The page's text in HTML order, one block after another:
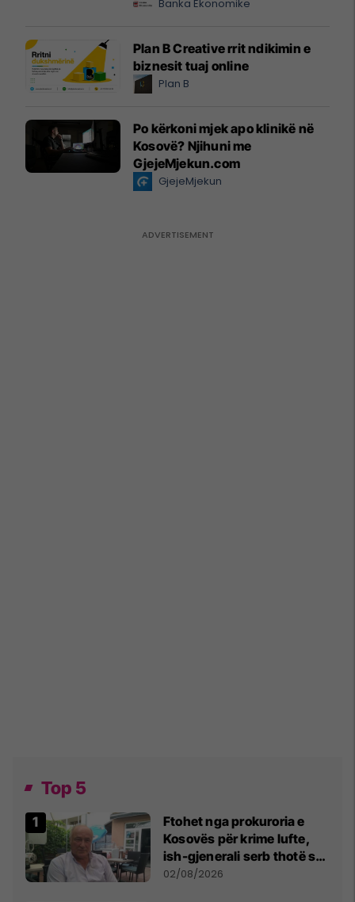
Banka Ekonomike
Plan B Creative rrit ndikimin e
biznesit tuaj online
Plan B
Po kërkoni mjek apo klinikë në
Kosovë? Njihuni me
GjejeMjekun.com
GjejeMjekun
Top 5
Ftohet nga prokuroria e
Kosovës për krime lufte,
ish-gjenerali serb thotë se
dikush e tradhtoi në
02/08/2026